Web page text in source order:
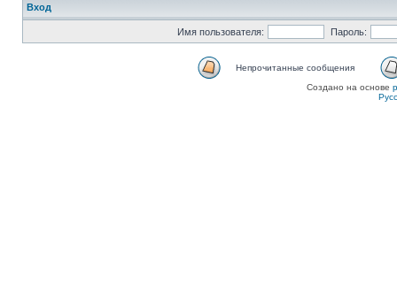
Вход
Имя пользователя: Пароль:
Непрочитанные сообщения
Создано на основе